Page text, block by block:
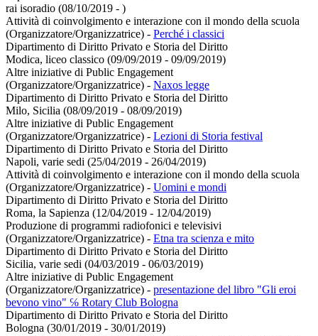
rai isoradio (08/10/2019 - )
Attività di coinvolgimento e interazione con il mondo della scuola
(Organizzatore/Organizzatrice) - Perché i classici
Dipartimento di Diritto Privato e Storia del Diritto
Modica, liceo classico (09/09/2019 - 09/09/2019)
Altre iniziative di Public Engagement
(Organizzatore/Organizzatrice) - Naxos legge
Dipartimento di Diritto Privato e Storia del Diritto
Milo, Sicilia (08/09/2019 - 08/09/2019)
Altre iniziative di Public Engagement
(Organizzatore/Organizzatrice) - Lezioni di Storia festival
Dipartimento di Diritto Privato e Storia del Diritto
Napoli, varie sedi (25/04/2019 - 26/04/2019)
Attività di coinvolgimento e interazione con il mondo della scuola
(Organizzatore/Organizzatrice) - Uomini e mondi
Dipartimento di Diritto Privato e Storia del Diritto
Roma, la Sapienza (12/04/2019 - 12/04/2019)
Produzione di programmi radiofonici e televisivi
(Organizzatore/Organizzatrice) - Etna tra scienza e mito
Dipartimento di Diritto Privato e Storia del Diritto
Sicilia, varie sedi (04/03/2019 - 06/03/2019)
Altre iniziative di Public Engagement
(Organizzatore/Organizzatrice) - presentazione del libro "Gli eroi
bevono vino" ℅ Rotary Club Bologna
Dipartimento di Diritto Privato e Storia del Diritto
Bologna (30/01/2019 - 30/01/2019)